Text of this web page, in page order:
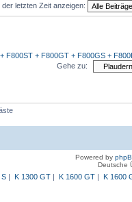
der letzten Zeit anzeigen:
F800ST + F800GT + F800GS +
Gehe zu:
Powered by
Deutsche
S| K 1300 GT| K 1600 GT| K 1600